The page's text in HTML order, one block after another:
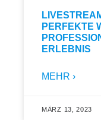
PERFEKTE
ERLEBNIS
MEHR ›
MÄRZ 13, 2023